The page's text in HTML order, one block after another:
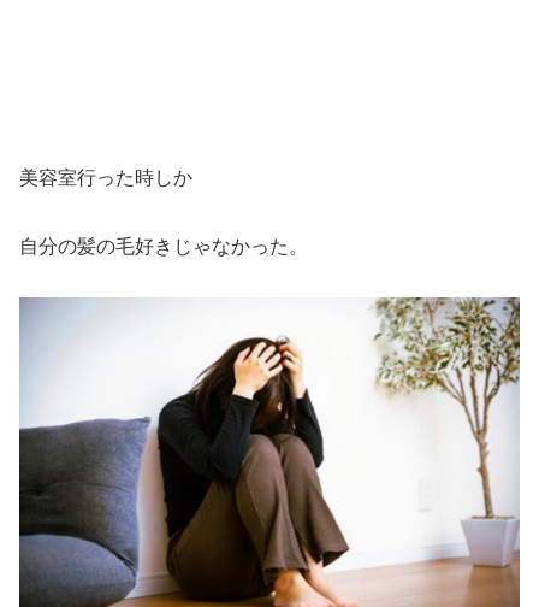
美容室行った時しか
自分の髪の毛好きじゃなかった。